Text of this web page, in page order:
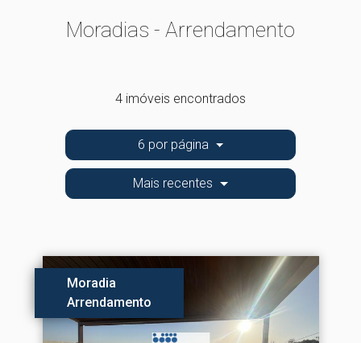
Moradias - Arrendamento
4 imóveis encontrados
6 por página
Mais recentes
Moradia
Arrendamento